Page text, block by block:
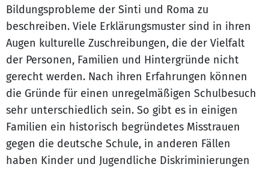
Bildungsprobleme der Sinti und Roma zu
beschreiben. Viele Erklärungsmuster sind in ihren
Augen kulturelle Zuschreibungen, die der Vielfalt
der Personen, Familien und Hintergründe nicht
gerecht werden. Nach ihren Erfahrungen können
die Gründe für einen unregelmäßigen Schulbesuch
sehr unterschiedlich sein. So gibt es in einigen
Familien ein historisch begründetes Misstrauen
gegen die deutsche Schule, in anderen Fällen
haben Kinder und Jugendliche Diskriminierungen